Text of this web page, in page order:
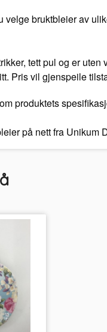
bruktbleier av
tett pul og er
Pris vil gjenspeile
produktets
på nett fra